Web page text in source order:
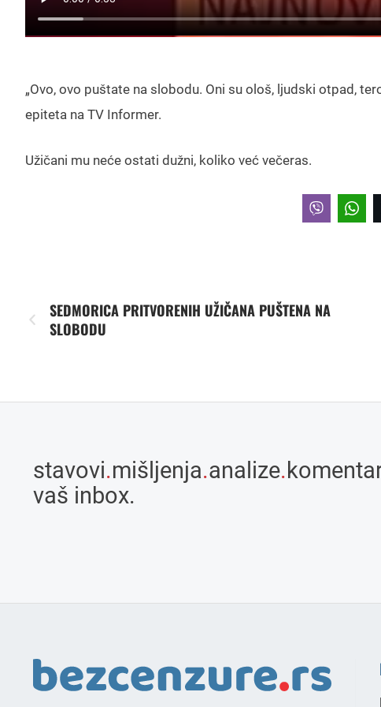
„Ovo, ovo puštate na slobodu. Oni su ološ, ljudski otpad,
epiteta na TV Informer.
Užičani mu neće ostati dužni, koliko već večeras.
SEDMORICA PRITVORENIH UŽIČANA PUŠTENA NA
SLOBODU
stavovi.mišljenja.analize.
vaš inbox.